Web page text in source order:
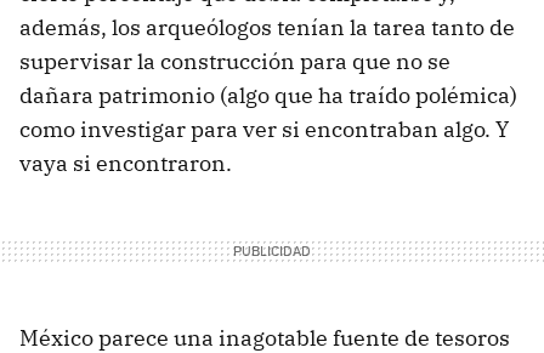
además, los arqueólogos tenían la tarea tanto de
supervisar la construcción para que no se
dañara patrimonio (algo que ha traído polémica)
como investigar para ver si encontraban algo. Y
vaya si encontraron.
México parece una inagotable fuente de tesoros